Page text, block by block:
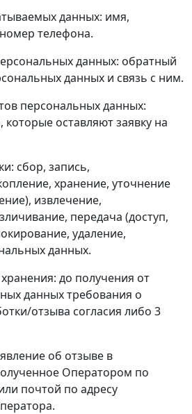
данных: имя,
телефона.
данных: обратный
данных и связь с ним.
персональных данных:
которые оставляют заявку на
сбор, запись,
хранение, уточнение
извлечение,
передача (доступ,
удаление,
данных.
до получения от
данных требования о
отзыва согласия либо 3
об отзыве в
Оператором по
почтой по адресу